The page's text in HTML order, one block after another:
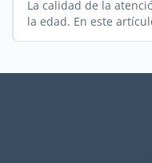
La calidad de la
la edad. En este